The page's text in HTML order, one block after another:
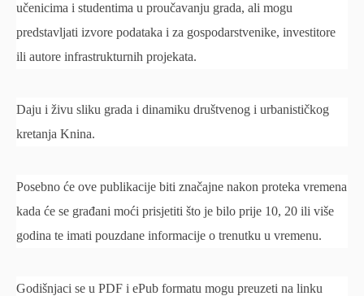
učenicima i studentima u proučavanju grada, ali mogu
predstavljati izvore podataka i za gospodarstvenike, investitore
ili autore infrastrukturnih projekata.
Daju i živu sliku grada i dinamiku društvenog i urbanističkog
kretanja Knina.
Posebno će ove publikacije biti značajne nakon proteka vremena
kada će se građani moći prisjetiti što je bilo prije 10, 20 ili više
godina te imati pouzdane informacije o trenutku u vremenu.
Godišnjaci se u PDF i ePub formatu mogu preuzeti na linku